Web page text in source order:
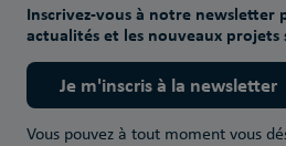
Inscrivez-vous à notre newsletter
actualités et les nouveaux projets
Je m'inscris à la newsletter
Vous pouvez à tout moment vous